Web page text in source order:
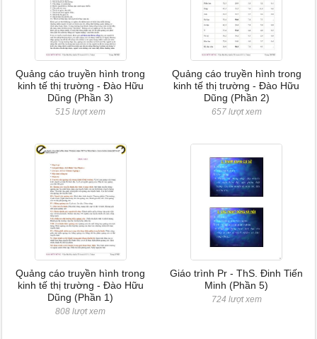
Quảng cáo truyền hình trong
kinh tế thị trường - Đào Hữu
Dũng (Phần 3)
515 lượt xem
Quảng cáo truyền hình trong
kinh tế thị trường - Đào Hữu
Dũng (Phần 2)
657 lượt xem
Quảng cáo truyền hình trong
kinh tế thị trường - Đào Hữu
Dũng (Phần 1)
808 lượt xem
Giáo trình Pr - ThS. Đinh Tiến
Minh (Phần 5)
724 lượt xem